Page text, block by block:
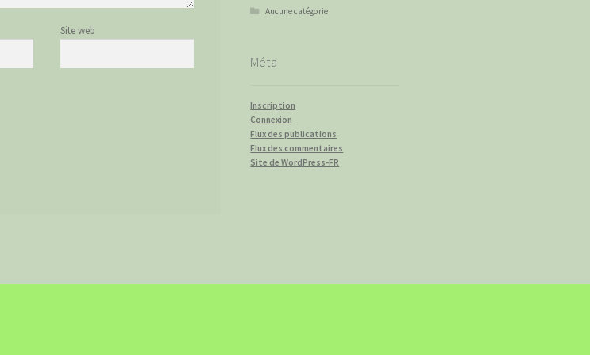
Site web
Aucune catégorie
Méta
Inscription
Connexion
Flux des publications
Flux des commentaires
Site de WordPress-FR